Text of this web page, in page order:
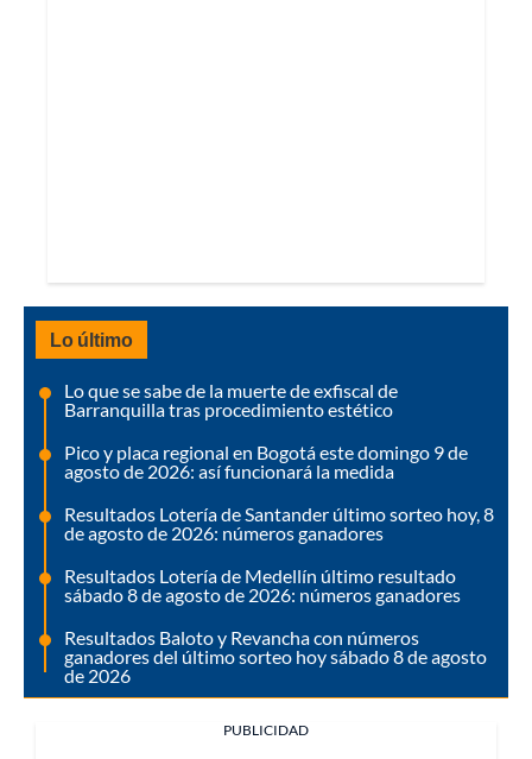
Lo último
Lo que se sabe de la muerte de exfiscal de
Barranquilla tras procedimiento estético
Pico y placa regional en Bogotá este domingo 9 de
agosto de 2026: así funcionará la medida
Resultados Lotería de Santander último sorteo hoy, 8
de agosto de 2026: números ganadores
Resultados Lotería de Medellín último resultado
sábado 8 de agosto de 2026: números ganadores
Resultados Baloto y Revancha con números
ganadores del último sorteo hoy sábado 8 de agosto
de 2026
PUBLICIDAD